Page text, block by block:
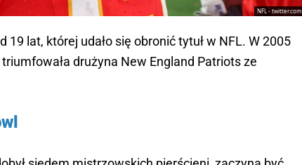
NFL - twitter.com
19 lat, której udało się obronić tytuł w NFL. W 2005
drużyna New England Patriots ze